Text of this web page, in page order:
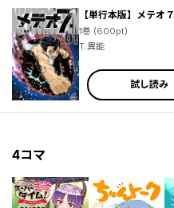
【単行本版】メテオ７
1巻 (600pt)
T.異能
試し読み
4コマ